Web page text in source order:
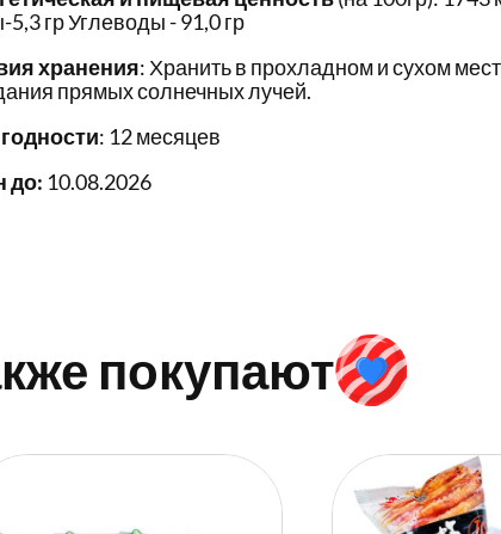
гр Углеводы - 91,0 гр
хранения: Хранить в прохладном и сухом
прямых солнечных лучей.
: 12 месяцев
до: 10.08.2026
покупают